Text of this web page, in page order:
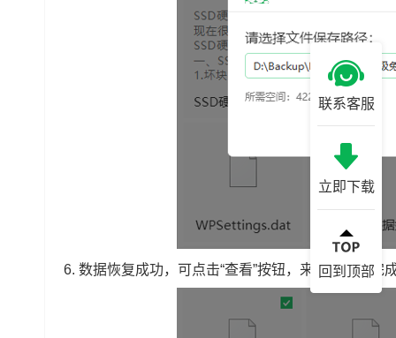
6. 数据恢复成功，可点击“查看”按钮，来找到恢复完
联系客服
立即下载
回到顶部